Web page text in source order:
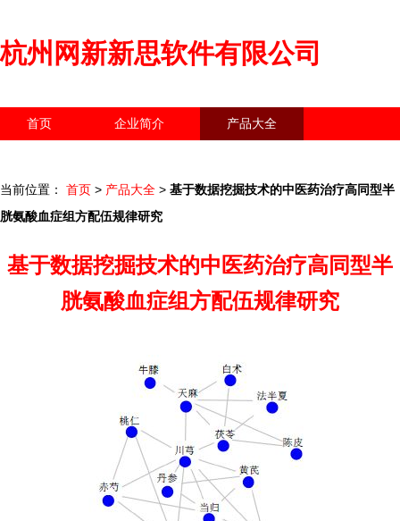
杭州网新新思软件有限公司
首页 企业简介 产品大全
当前位置： 首页 > 产品大全 > 基于数据挖掘技术的中医药治疗高同型半
胱氨酸血症组方配伍规律研究
基于数据挖掘技术的中医药治疗高同型半
胱氨酸血症组方配伍规律研究